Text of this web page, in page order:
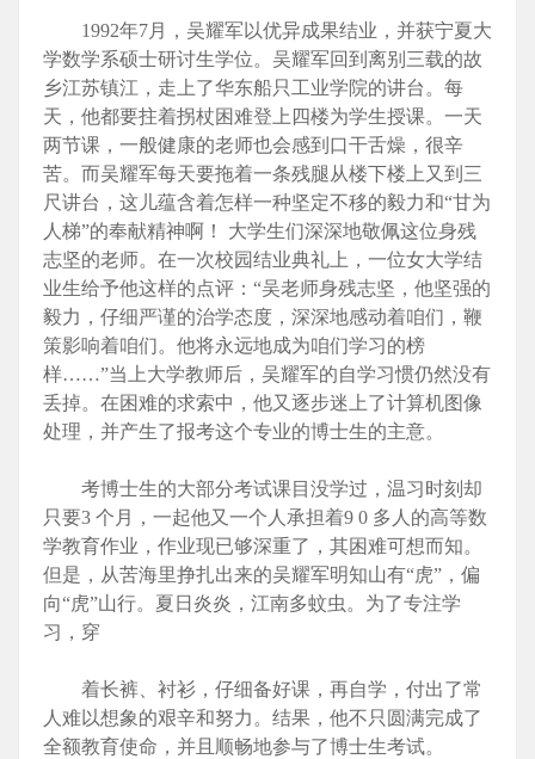
1992年7月，吴耀军以优异成果结业，并获宁夏大
学数学系硕士研讨生学位。吴耀军回到离别三载的故
乡江苏镇江，走上了华东船只工业学院的讲台。每
天，他都要拄着拐杖困难登上四楼为学生授课。一天
两节课，一般健康的老师也会感到口干舌燥，很辛
苦。而吴耀军每天要拖着一条残腿从楼下楼上又到三
尺讲台，这儿蕴含着怎样一种坚定不移的毅力和“甘为
人梯”的奉献精神啊！ 大学生们深深地敬佩这位身残
志坚的老师。在一次校园结业典礼上，一位女大学结
业生给予他这样的点评：“吴老师身残志坚，他坚强的
毅力，仔细严谨的治学态度，深深地感动着咱们，鞭
策影响着咱们。他将永远地成为咱们学习的榜
样……”当上大学教师后，吴耀军的自学习惯仍然没有
丢掉。在困难的求索中，他又逐步迷上了计算机图像
处理，并产生了报考这个专业的博士生的主意。
考博士生的大部分考试课目没学过，温习时刻却
只要3 个月，一起他又一个人承担着9 0 多人的高等数
学教育作业，作业现已够深重了，其困难可想而知。
但是，从苦海里挣扎出来的吴耀军明知山有“虎”，偏
向“虎”山行。夏日炎炎，江南多蚊虫。为了专注学
习，穿
着长裤、衬衫，仔细备好课，再自学，付出了常
人难以想象的艰辛和努力。结果，他不只圆满完成了
全额教育使命，并且顺畅地参与了博士生考试。